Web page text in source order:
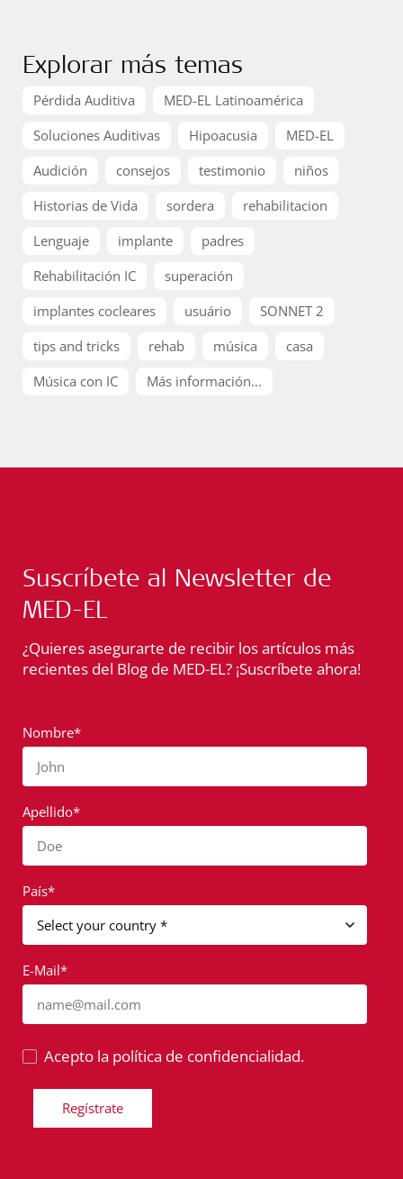
Explorar más temas
Pérdida Auditiva
MED-EL Latinoamérica
Soluciones Auditivas
Hipoacusia
MED-EL
Audición
consejos testimonio
niños
Historias de Vida
sordera
rehabilitacion
Lenguaje
implante
padres
Rehabilitación IC
superación
implantes cocleares
usuário
SONNET 2
tips and tricks
rehab música
casa
Música con IC
Más información...
Suscríbete al Newsletter de
MED-EL
¿Quieres asegurarte de recibir los artículos más
recientes del Blog de MED-EL? ¡Suscríbete ahora!
Nombre*
John
Apellido*
Doe
País*
E-Mail*
name@mail.com
Acepto la política de confidencialidad.
Regístrate